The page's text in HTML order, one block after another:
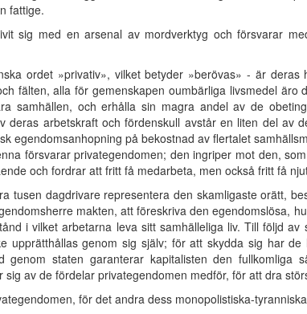
fattige.
sig med en arsenal av mordverktyg och försvarar
ordet »privativ», vilket betyder »berövas» - är deras
fälten, alla för gemenskapen oumbärliga livsmedel
samhällen, och erhålla sin magra andel av de
deras arbetskraft och fördenskull avstår en liten del av
egendomsanhopning på bekostnad av flertalet
försvarar privategendomen; den ingriper mot den,
och fordrar att fritt få medarbeta, men också fritt få
tusen dagdrivare representera den skamligaste orätt,
makten, att föreskriva den egendomslösa,
i vilket arbetarna leva sitt samhälleliga liv. Till följd
upprätthållas genom sig själv; för att skydda sig har de
genom staten garanterar kapitalisten den
av de fördelar privategendomen medför, för att dra
för det andra dess monopolistiska-